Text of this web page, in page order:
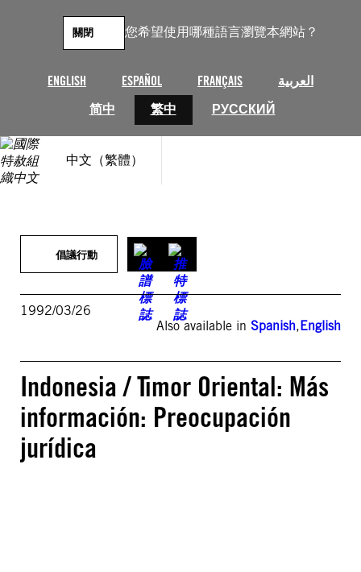
您希望使用哪種語言瀏覽本網站？
ENGLISH ESPAÑOL FRANÇAIS
العربية
简中
繁中 РУССКИЙ
關閉
中文（繁體）
倡議行動
1992/03/26
Also available in Spanish,English
Indonesia / Timor Oriental: Más
información: Preocupación
jurídica